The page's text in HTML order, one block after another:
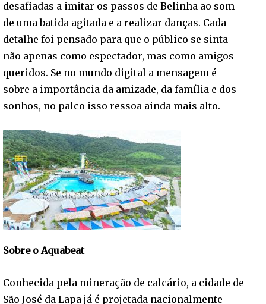
desafiadas a imitar os passos de Belinha ao som
de uma batida agitada e a realizar danças. Cada
detalhe foi pensado para que o público se sinta
não apenas como espectador, mas como amigos
queridos. Se no mundo digital a mensagem é
sobre a importância da amizade, da família e dos
sonhos, no palco isso ressoa ainda mais alto.
Sobre o Aquabeat
Conhecida pela mineração de calcário, a cidade de
São José da Lapa já é projetada nacionalmente